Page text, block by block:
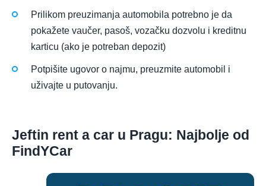
Prilikom preuzimanja automobila potrebno je da
pokažete vaučer, pasoš, vozačku dozvolu i kreditnu
karticu (ako je potreban depozit)
Potpišite ugovor o najmu, preuzmite automobil i
uživajte u putovanju.
Jeftin rent a car u Pragu: Najbolje od
FindYCar